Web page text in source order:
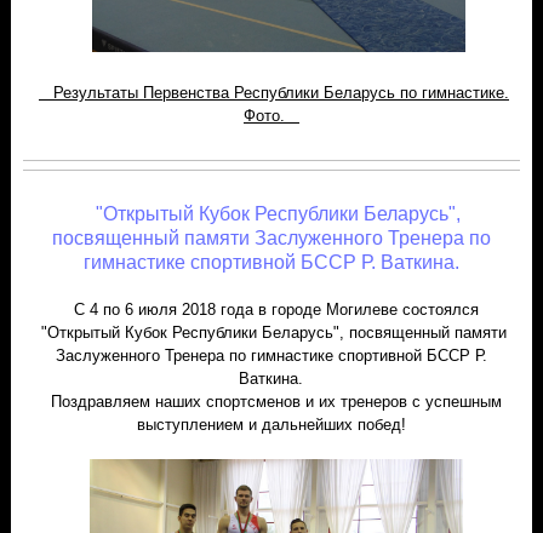
Результаты Первенства Республики Беларусь по гимнастике.
Фото.
"Открытый Кубок Республики Беларусь",
посвященный памяти Заслуженного Тренера по
гимнастике спортивной БССР Р. Ваткина.
С 4 по 6 июля 2018 года в городе Могилеве состоялся
"Открытый Кубок Республики Беларусь", посвященный памяти
Заслуженного Тренера по гимнастике спортивной БССР Р.
Ваткина.
Поздравляем наших спортсменов и их тренеров с успешным
выступлением и дальнейших побед!